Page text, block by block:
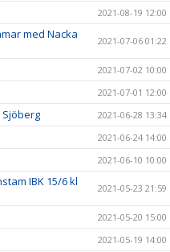
2021-08-19 12:00
med Nacka
2021-07-06 01:22
2021-07-02 10:00
2021-07-01 12:00
2021-06-28 13:34
2021-06-24 14:00
2021-06-10 10:00
IBK 15/6 kl
2021-05-23 21:59
2021-05-20 15:00
2021-05-19 14:00